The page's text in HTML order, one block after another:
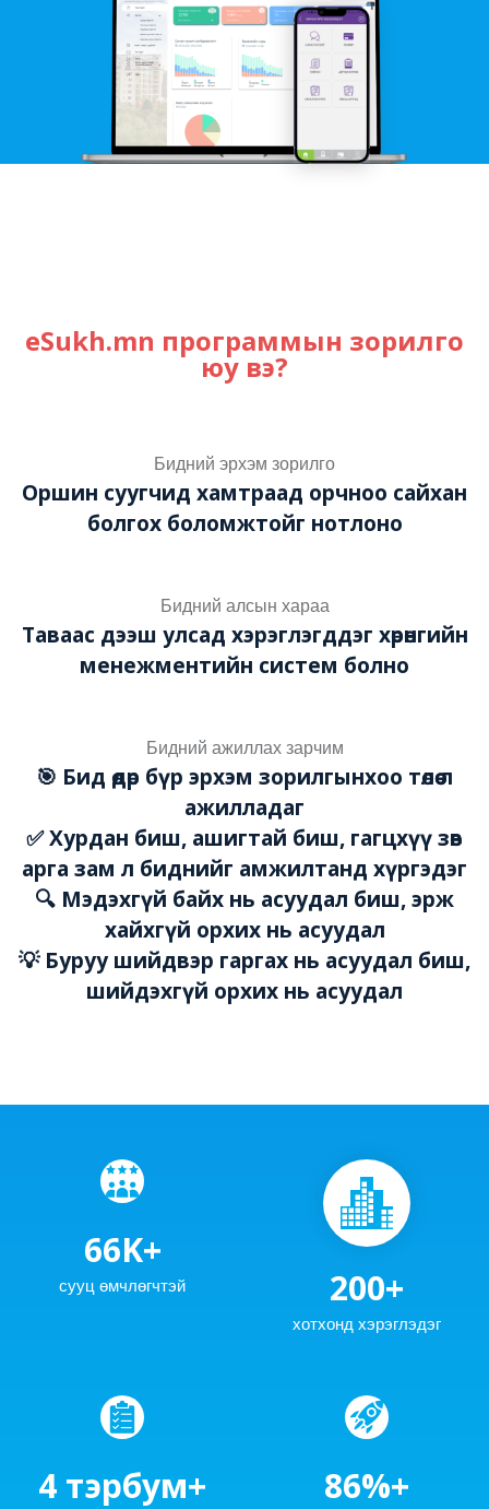
eSukh.mn программын зорилго
юу вэ?
Бидний эрхэм зорилго
Оршин суугчид хамтраад орчноо сайхан
болгох боломжтойг нотлоно
Бидний алсын хараа
Таваас дээш улсад хэрэглэгддэг хөрөнгийн
менежментийн систем болно
Бидний ажиллах зарчим
🎯 Бид өдөр бүр эрхэм зорилгынхоо төлөө л
ажилладаг
✅ Хурдан биш, ашигтай биш, гагцхүү зөв
арга зам л биднийг амжилтанд хүргэдэг
🔍 Мэдэхгүй байх нь асуудал биш, эрж
хайхгүй орхих нь асуудал
💡 Буруу шийдвэр гаргах нь асуудал биш,
шийдэхгүй орхих нь асуудал
66K+
сууц өмчлөгчтэй 200+
хотхонд хэрэглэдэг
4 тэрбум+ 86%+